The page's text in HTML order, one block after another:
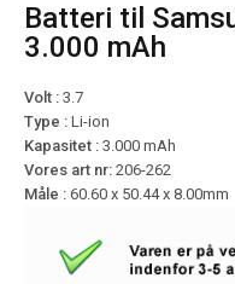
Batteri til Samsung Galaxy SIII mini –
3.000 mAh
Volt : 3.7
Type : Li-ion
Kapasitet : 3.000 mAh
Vores art nr: 206-262
Måle : 60.60 x 50.44 x 8.00mm